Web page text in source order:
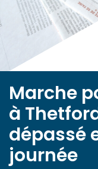
Marche
à
dépassé
journée